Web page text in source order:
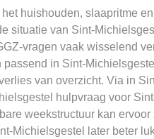
huishouden, slaapritme
situatie van Sint-
vragen vaak wisselend
passend in Sint-
van overzicht. Via in
hulpvraag voor
weekstructuur kan ervoor
Michielsgestel later beter